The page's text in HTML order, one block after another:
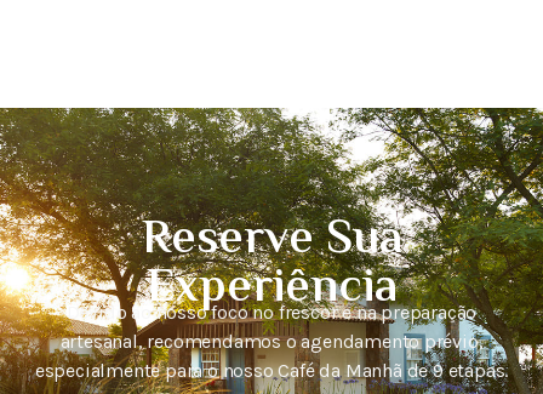
Reserve Sua
Experiência
Devido ao nosso foco no frescor e na preparação
artesanal, recomendamos o agendamento prévio,
especialmente para o nosso Café da Manhã de 9 etapas.